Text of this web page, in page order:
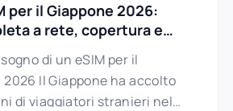
per il Giappone 2026:
a rete, copertura e
di un eSIM per il
2026 Il Giappone ha accolto
di viaggiatori stranieri nel